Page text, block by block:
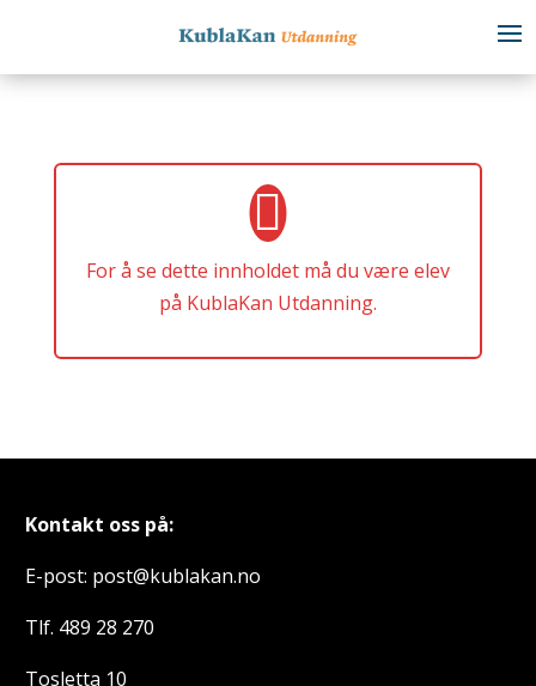
For å se dette innholdet må du være elev
på KublaKan Utdanning.
Kontakt oss på:
E-post: post@kublakan.no
Tlf. 489 28 270
Tosletta 10